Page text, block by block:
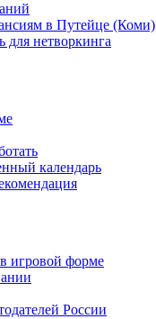
в Путейце (Коми)
для нетворкинга
календарь
игровой форме
России